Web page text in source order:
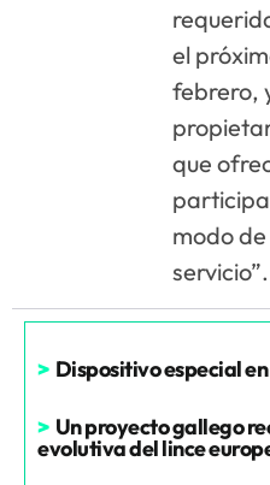
el
febrero,
que
modo
servicio”.
> Dispositivo especial
> Un proyecto gallego
evolutiva del lince